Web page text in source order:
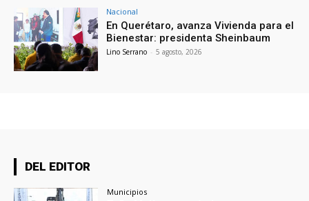
Nacional
En Querétaro, avanza Vivienda para el
Bienestar: presidenta Sheinbaum
Lino Serrano - 5 agosto, 2026
DEL EDITOR
Municipios